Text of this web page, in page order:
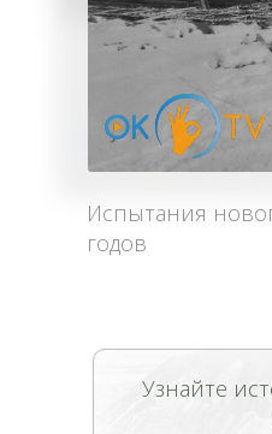
Испытания
годов
Узнайте